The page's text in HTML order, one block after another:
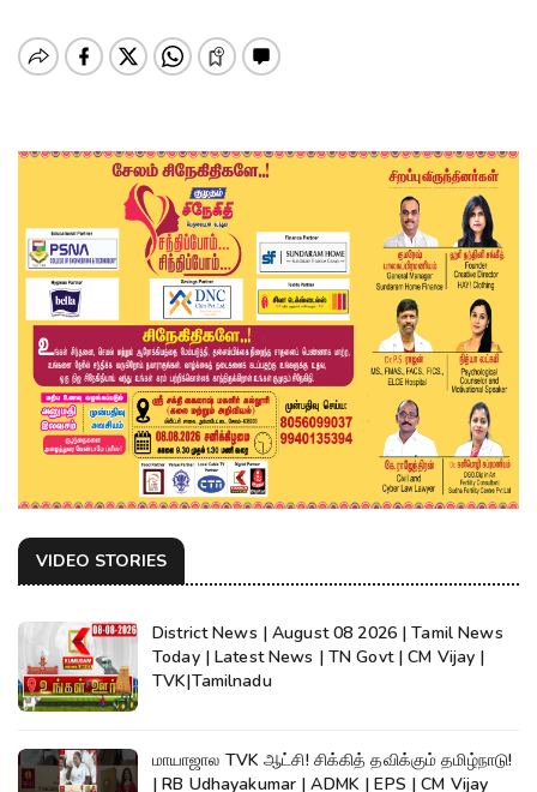
VIDEO STORIES
District News | August 08 2026 | Tamil News
Today | Latest News | TN Govt | CM Vijay |
TVK|Tamilnadu
மாயாஜால TVK ஆட்சி! சிக்கித் தவிக்கும் தமிழ்நாடு!
| RB Udhayakumar | ADMK | EPS | CM Vijay